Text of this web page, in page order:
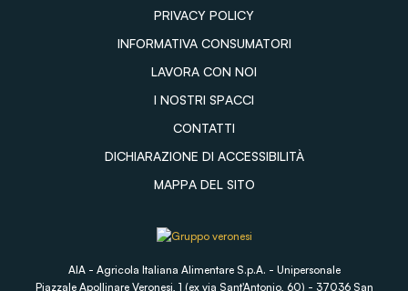
PRIVACY POLICY
INFORMATIVA CONSUMATORI
LAVORA CON NOI
I NOSTRI SPACCI
CONTATTI
DICHIARAZIONE DI ACCESSIBILITÀ
MAPPA DEL SITO
AIA - Agricola Italiana Alimentare S.p.A. - Unipersonale
Piazzale Apollinare Veronesi, 1 (ex via Sant'Antonio, 60) - 37036 San